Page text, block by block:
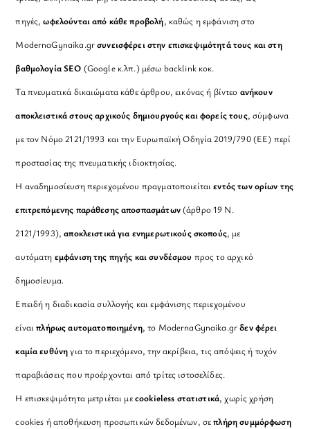
πηγές,ωφελούνται από κάθε προβολή, καθώς η εμφάνιση στο
ModernaGynaika.grσυνεισφέρει στην επισκεψιμότητά τους και στη
βαθμολογία SEO (Google κ.λπ.) μέσω backlink κοκ.
Τα πνευματικά δικαιώματα κάθε άρθρου, εικόνας ή βίντεο ανήκουν
αποκλειστικά στους αρχικούς δημιουργούς και φορείς τους, σύμφωνα
με τον Νόμο 2121/1993 και την Ευρωπαϊκή Οδηγία 2019/790 (ΕΕ) περί
προστασίας της πνευματικής ιδιοκτησίας.
Η αναδημοσίευση περιεχομένου πραγματοποιείταιεντός των ορίων της
επιτρεπόμενης παράθεσης αποσπασμάτων(άρθρο 19 Ν.
2121/1993), αποκλειστικά για ενημερωτικούς σκοπούς, με
αυτόματη εμφάνιση της πηγής και συνδέσμου προς το αρχικό
δημοσίευμα.
Επειδή η διαδικασία συλλογής και εμφάνισης περιεχομένου
είναιπλήρως αυτοματοποιημένη, το ModernaGynaika.grδεν φέρει
καμία ευθύνηγια το περιεχόμενο, την ακρίβεια, τις απόψεις ή τυχόν
παραβιάσεις που προέρχονται από τρίτες ιστοσελίδες.
Η επισκεψιμότητα μετριέται μεcookieless στατιστικά, χωρίς χρήση
cookies ή αποθήκευση προσωπικών δεδομένων, σεπλήρη συμμόρφωση